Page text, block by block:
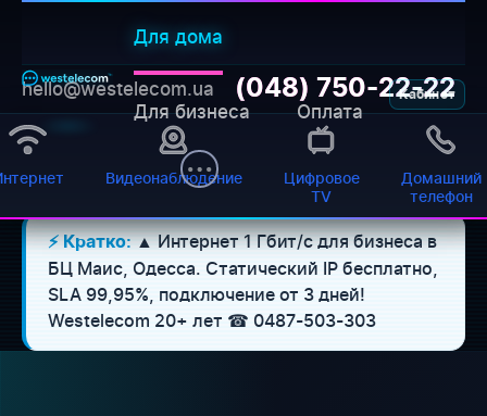
Для дома
Для бизнеса Оплата
Кабинет
hello@westelecom.ua (048) 750-22-22
Видеонаблюдение
Цифровое
TV
Домашний
телефон
Главная › Business center Mays
⚡ Кратко:▲ Интернет 1 Гбит/с для бизнеса в
БЦ Маис, Одесса. Статический IP бесплатно,
SLA 99,95%, подключение от 3 дней!
Westelecom 20+ лет ☎ 0487-503-303